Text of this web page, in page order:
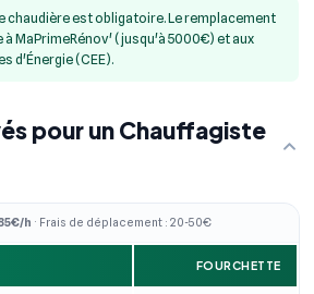
chaudière est obligatoire. Le remplacement
à MaPrimeRénov' (jusqu'à 5000€) et aux
d'Énergie (CEE).
pour un Chauffagiste
h · Frais de déplacement : 20-50€
FOURCHETTE